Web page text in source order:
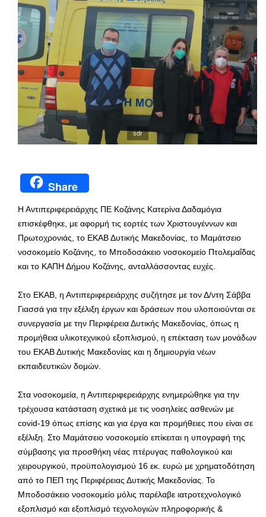
sdr
Share
Η Αντιπεριφερειάρχης ΠΕ Κοζάνης Κατερίνα Δαδαμόγια
επισκέφθηκε, με αφορμή τις εορτές των Χριστουγέννων και
Πρωτοχρονιάς, το ΕΚΑΒ Δυτικής Μακεδονίας, το Μαμάτσειο
νοσοκομείο Κοζάνης, το Μποδοσάκειο νοσοκομείο Πτολεμαΐδας
και το ΚΑΠΗ Δήμου Κοζάνης, ανταλλάσσοντας ευχές.
Στο ΕΚΑΒ, η Αντιπεριφερειάρχης συζήτησε με τον Δ/ντη Σάββα
Γιασσά για την εξέλιξη έργων και δράσεων που υλοποιούνται σε
συνεργασία με την Περιφέρεια Δυτικής Μακεδονίας, όπως η
προμήθεια υλικοτεχνικού εξοπλισμού, η επέκταση των μονάδων
του ΕΚΑΒ Δυτικής Μακεδονίας και η δημιουργία νέων
εκπαιδευτικών δομών.
Στα νοσοκομεία, η Αντιπεριφερειάρχης ενημερώθηκε για την
τρέχουσα κατάσταση σχετικά με τις νοσηλείες ασθενών με
covid-19 όπως επίσης και για έργα και προμήθειες που είναι σε
εξέλιξη. Στο Μαμάτσειο νοσοκομείο επίκειται η υπογραφή της
σύμβασης για προσθήκη νέας πτέρυγας παθολογικού και
χειρουργικού, προϋπολογισμού 16 εκ. ευρώ με χρηματοδότηση
από το ΠΕΠ της Περιφέρειας Δυτικής Μακεδονίας. Το
Μποδοσάκειο νοσοκομείο μόλις παρέλαβε ιατροτεχνολογικό
εξοπλισμό και εξοπλισμό τεχνολογιών πληροφορικής &